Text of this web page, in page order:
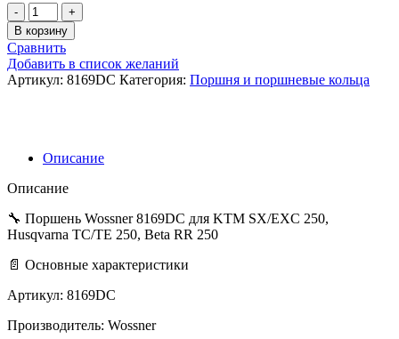
Количество
товара
Поршень
Wossner
8169DC
KTM
26
EXC
06-
26,
250R
26,
TC/TE
В корзину
Сравнить
Добавить в список желаний
Артикул: 8169DC Категория: Поршня и поршневые кольца
Описание
Описание
🔧 Поршень Wossner 8169DC для KTM SX/EXC 250,
Husqvarna TC/TE 250, Beta RR 250
📄 Основные характеристики
Артикул: 8169DC
Производитель: Wossner